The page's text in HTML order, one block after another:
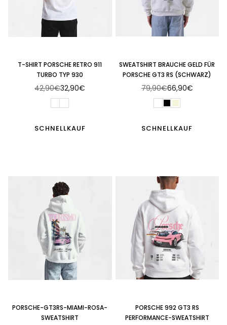
T-SHIRT PORSCHE RETRO 911
TURBO TYP 930
Normaler
42,90€32,90€
SCHNELLKAUF
SWEATSHIRT BRAUCHE GELD FÜR
PORSCHE GT3 RS (SCHWARZ)
Normaler
Preis
79,90€66,90€
SCHNELLKAUF
PORSCHE-GT3RS-MIAMI-ROSA-
SWEATSHIRT
PORSCHE 992 GT3 RS
PERFORMANCE-SWEATSHIRT